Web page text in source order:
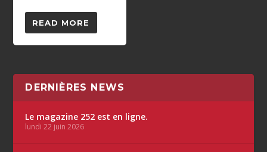
READ MORE
DERNIÈRES NEWS
Le magazine 252 est en ligne.
lundi 22 juin 2026